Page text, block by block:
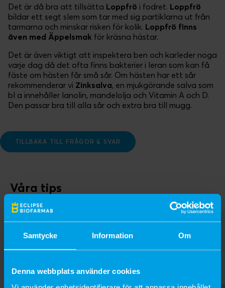
Samtycke Information Om
Denna webbplats använder cookies
Det är då bra att tillsätta Loppfrö i fodret. Loppfrö
bildar ett segt slem som tar med sig partiklarna ut från
tarmarna och minskar risken för kolik. Loppfrö finns
även med Äppelsmak för kräsna hästar.
Det är även viktigt att inspektera ben och karleder noga
varje dag då det ofta finns bakterier i leran som kan få
fäste om hästen får små sår. Om hästen har ett sår
rekommenderar vi Zinksalva, en mjukgörande salva som
bl a innehåller lanolin, mandelolja och Vitamin A och D.
Den passar bra till alla sår och extra bra till mugg.
TILLBAKA TILL FRÅGOR & SVAR
Våra tips